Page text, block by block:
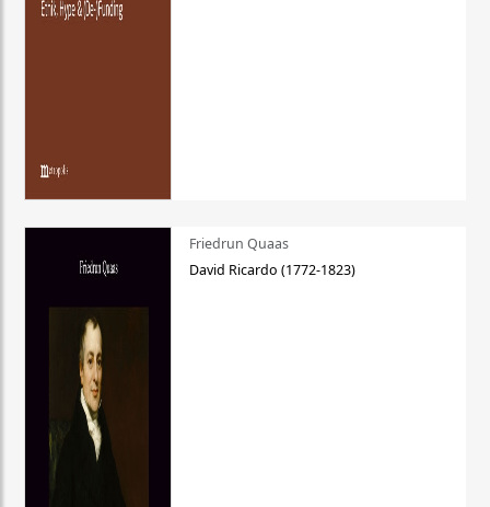
Friedrun Quaas
David Ricardo (1772-1823)